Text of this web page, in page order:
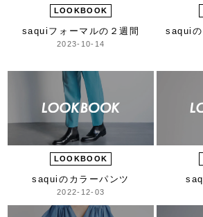
LOOKBOOK
saqui フォーマルの２週間
2023-10-14
saquiの
LOOKBOOK
saquiのカラーパンツ
2022-12-03